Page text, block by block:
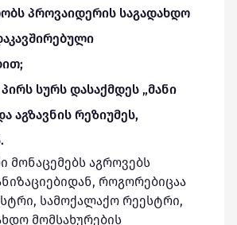
პროვაიდერის საგადახდო
სურს დასაქმდეს „მანი
აგზავნის რეზიუმეს,
მონაცემებს აგროვებს
როგორებიცაა
სამოქალაქო რეესტრი,
მომსახურების